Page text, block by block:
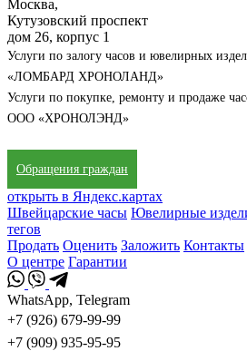
Москва,
Кутузовский проспект
дом 26, корпус 1
Услуги по залогу часов и ювелирных
«ЛОМБАРД ХРОНОЛАНД»
Услуги по покупке, ремонту и продаже
ООО «ХРОНОЛЭНД»
Обращения граждан
открыть в Яндекс.картах
Швейцарские часы Ювелирные
тегов
Продать Оценить Заложить Контакты
О центре Гарантии
WhatsApp, Telegram
+7 (926) 679-99-99
+7 (909) 935-95-95